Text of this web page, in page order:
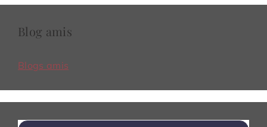
Blog amis
Blogs amis